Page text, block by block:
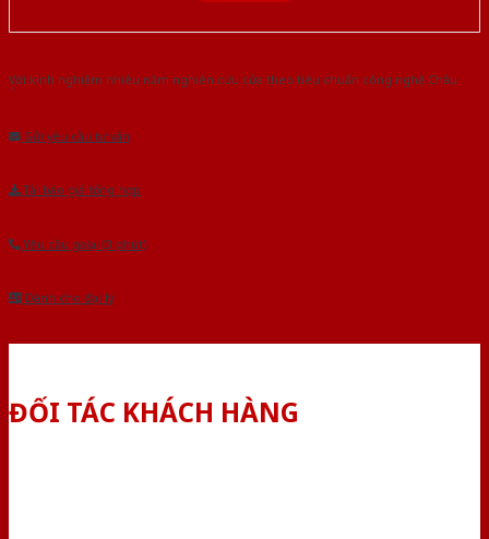
Với kinh nghiệm nhiêu năm nghiên cứu cửa theo tiêu chuẩn công nghệ Châu
Gửi yêu cầu tư vấn
Tải báo giá tổng hợp
Yêu cầu gọi lại (3 phút)
Dành cho đại lý
ĐỐI TÁC KHÁCH HÀNG